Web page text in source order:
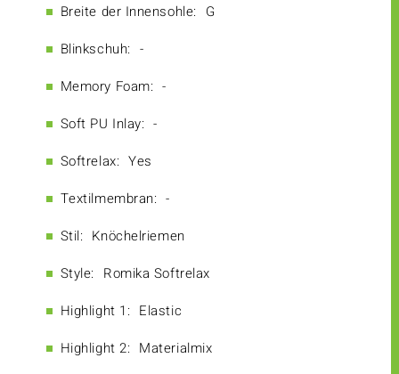
Breite der Innensohle: G
Blinkschuh: -
Memory Foam: -
Soft PU Inlay: -
Softrelax: Yes
Textilmembran: -
Stil: Knöchelriemen
Style: Romika Softrelax
Highlight 1: Elastic
Highlight 2: Materialmix